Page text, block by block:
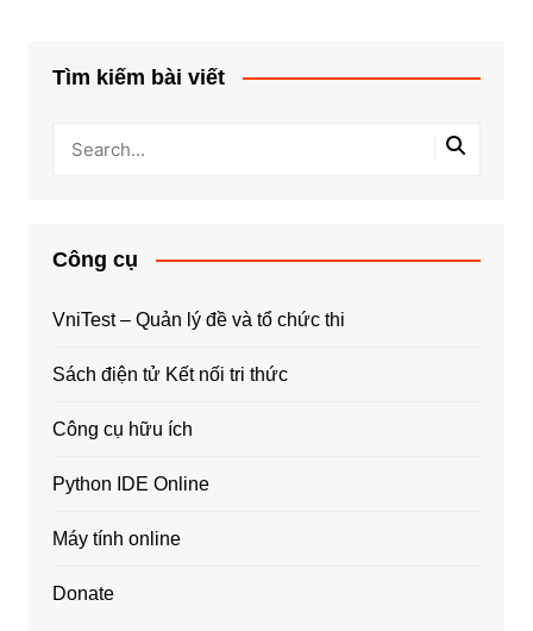
Tìm kiếm bài viết
Công cụ
VniTest – Quản lý đề và tổ chức thi
Sách điện tử Kết nối tri thức
Công cụ hữu ích
Python IDE Online
Máy tính online
Donate